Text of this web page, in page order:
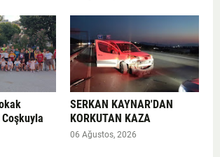
SERKAN KAYNAR'DAN
KORKUTAN KAZA
06 Ağustos, 2026